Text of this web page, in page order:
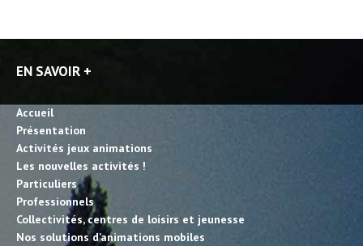
EN SAVOIR +
Accueil
Présentation
Activités jeux animations
Les nouvelles activités !
Particuliers
Professionnels
Collectivités, centres de loisirs et jeunesse
Nos solutions d’animations mobiles